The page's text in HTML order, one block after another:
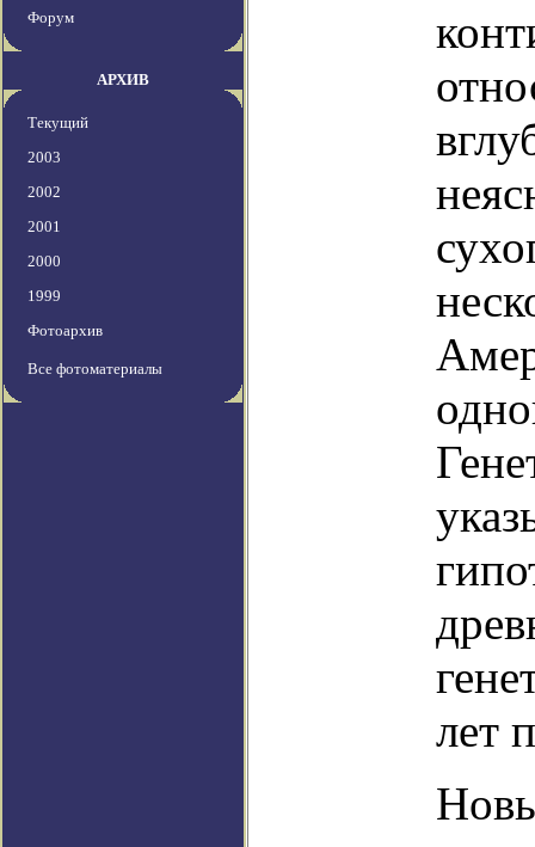
Форум
АРХИВ
Текущий
2003
2002
2001
2000
1999
Фотоархив
Все фотоматериалы
лет